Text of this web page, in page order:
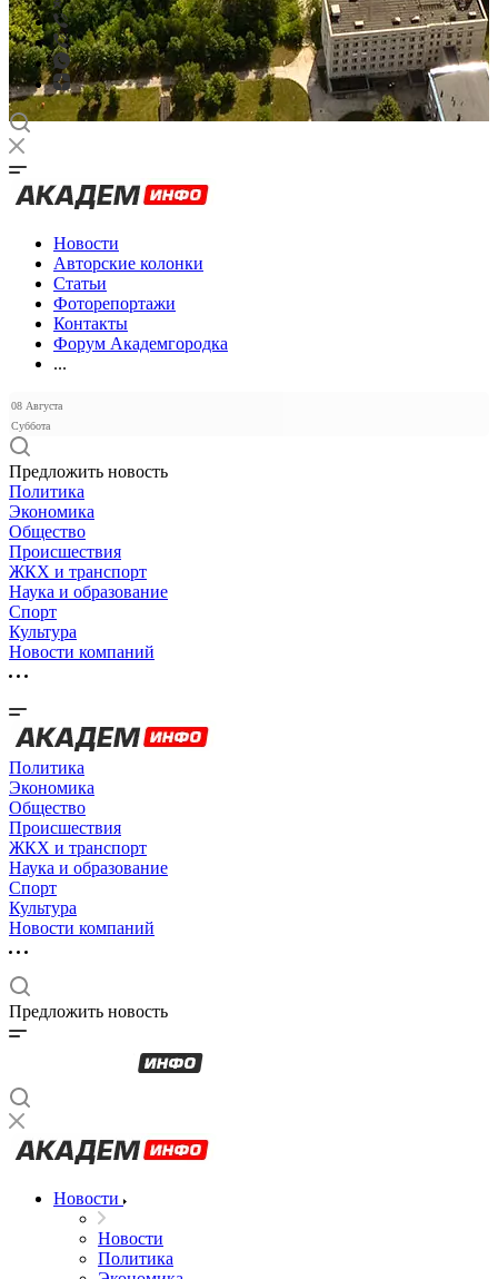
Новости
Авторские колонки
Статьи
Фоторепортажи
Контакты
Форум Академгородка
...
08 Августа
Суббота
Предложить новость
Политика
Экономика
Общество
Происшествия
ЖКХ и транспорт
Наука и образование
Спорт
Культура
Новости компаний
Политика
Экономика
Общество
Происшествия
ЖКХ и транспорт
Наука и образование
Спорт
Культура
Новости компаний
Предложить новость
Новости
Новости
Политика